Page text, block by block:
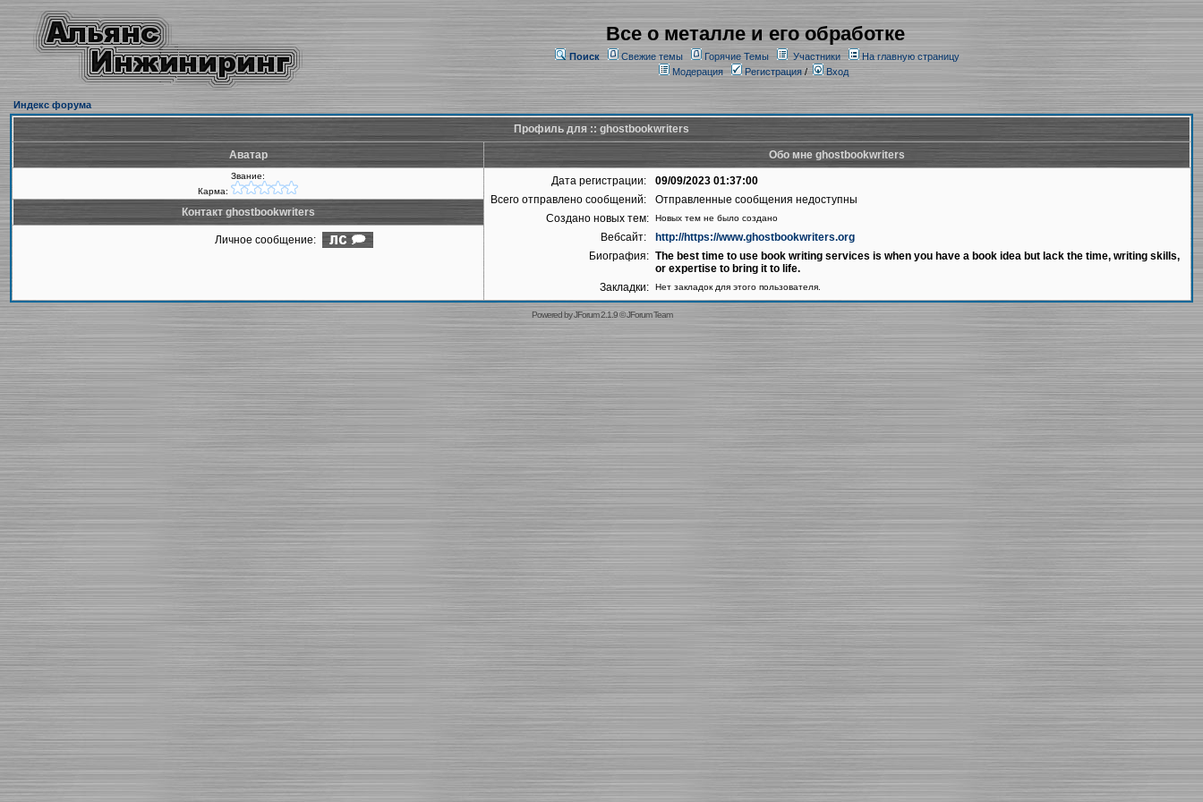
Все о металле и его обработке
Поиск Свежие темы Горячие Темы Участники
На главную страницу
Модерация
Регистрация/ Вход
Индекс форума
Профиль для :: ghostbookwriters
Аватар Обо мне ghostbookwriters
Звание:
Карма:
Дата регистрации:
09/09/2023 01:37:00
Всего отправлено сообщений:
Отправленные сообщения недоступны
Создано новых тем:
Новых тем не было создано
Вебсайт:
http://https://www.ghostbookwriters.org
Биография: The best time to use book writing services is when you have a book idea but lack the time, writing skills,
or expertise to bring it to life.
Закладки:
Нет закладок для этого пользователя.
Контакт ghostbookwriters
Личное сообщение:
Powered byJForum 2.1.9©JForum Team